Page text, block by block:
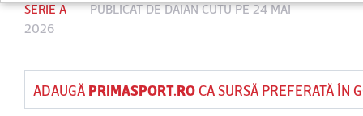
SERIE A PUBLICAT DEDAIAN CUTUPE 24 MAI
2026
ADAUGĂ PRIMASPORT.ROCA SURSĂ PREFERATĂ ÎN